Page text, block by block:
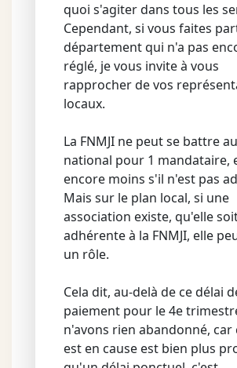
quoi s'agiter dans tous les
Cependant, si vous faites
département qui n'a pas
réglé, je vous invite à vous
rapprocher de vos
locaux.
La FNMJI ne peut se battre
national pour 1 mandataire,
encore moins s'il n'est pas
Mais sur le plan local, si une
association existe, qu'elle
adhérente à la FNMJI, elle
un rôle.
Cela dit, au-delà de ce délai
paiement pour le 4e
n'avons rien abandonné, car
est en cause est bien plus